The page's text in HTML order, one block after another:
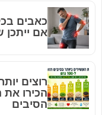
כאבים
אם ייתכן
רוצים
הכירו את
הסיבים